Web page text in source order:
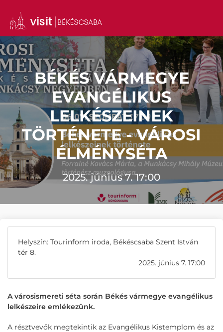
BÉKÉS VÁRMEGYE
EVANGÉLIKUS
LELKÉSZEINEK
TÖRTÉNETE - VÁROSI
ÉLMÉNYSÉTA
2025. június 7. 17:00
Helyszín: Tourinform iroda, Békéscsaba Szent István
tér 8.
2025. június 7. 17:00
A városismereti séta során Békés vármegye evangélikus
lelkészeire emlékezünk.
A résztvevők megtekintik az Evangélikus Kistemplom és az